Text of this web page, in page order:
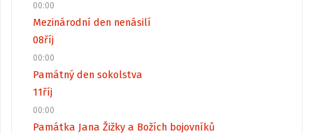
00:00
Mezinárodní den nenásilí
08říj
00:00
Památný den sokolstva
11říj
00:00
Památka Jana Žižky a Božích bojovníků